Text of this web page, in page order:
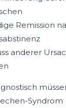
Remission
anderer
Syndrom